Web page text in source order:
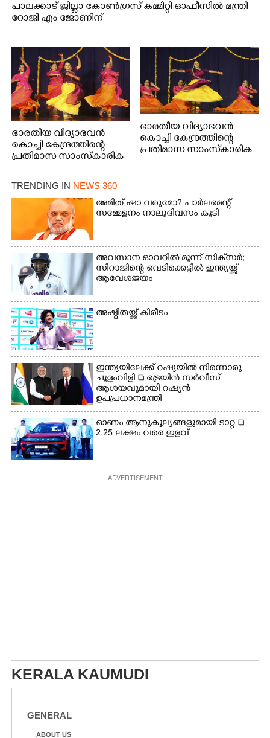
പാലക്കാട് ജില്ലാ കോൺഗ്രസ് കമ്മിറ്റി ഓഫീസിൽ മന്ത്രി
റോജി എം ജോണിന്
ഭാരതീയ വിദ്യാഭവൻ
കൊച്ചി കേന്ദ്രത്തിന്റെ
പ്രതിമാസ സാംസ്കാരിക
പരിപാടിയുടെ ഭാഗമായി
ടി.ഡി റോഡിലെ ഭാരതീയ
വിദ്യാഭവൻ സർദാർ
പട്ടേൽ സഭാഗൃഹത്തിൽ
എം. അക്ഷതയുടെ
നേതൃത്വത്തിൽ
അവതരിപ്പിച്ച ലയ നമൻ
കഥക് നൃത്തത്തിൽ നിന്ന്
ഭാരതീയ വിദ്യാഭവൻ
കൊച്ചി കേന്ദ്രത്തിന്റെ
പ്രതിമാസ സാംസ്കാരിക
പട്ടേൽ സഭാഗൃഹത്തിൽ
എം. അക്ഷതയുടെ
നേതൃത്വത്തിൽ
TRENDING IN NEWS 360
അമിത് ഷാ വരുമോ?​ പാർലമെന്റ്
സമ്മേളനം നാലുദിവസം കൂടി
അവസാന ഓവറിൽ മൂന്ന് സിക്‌സർ;
സിറാജിന്റെ വെടിക്കെട്ടിൽ ഇന്ത്യയ്ക്ക്
ആവേശജയം
അഷ്മിതയ്ക്ക് കിരീടം
ഇന്ത്യയിലേക്ക് റഷ്യയിൽ നിന്നൊരു
ചൂളംവിളി  ട്രെയിൻ സർവീസ്
ആശയവുമായി റഷ്യൻ
ഉപപ്രധാനമന്ത്രി
ഓണം ആനുകൂല്യങ്ങളുമായി ടാറ്റ 
2.25 ലക്ഷം വരെ ഇളവ്
ADVERTISEMENT
KERALA KAUMUDI
GENERAL
ABOUT US